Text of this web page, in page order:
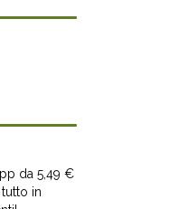
da 5,49 €
in